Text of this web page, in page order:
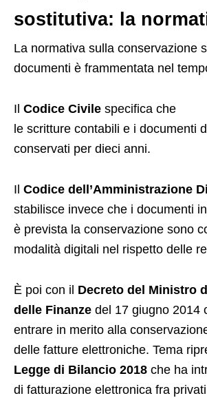
sostitutiva: la
La normativa sulla conservazione
documenti è frammentata nel
Il Codice Civile specifica che
le scritture contabili e i documenti
conservati per dieci anni.
Il Codice dell’Amministrazione
stabilisce invece che i documenti
è prevista la conservazione sono
modalità digitali nel rispetto delle
È poi con il Decreto del Ministro
delle Finanze del 17 giugno 2014
entrare in merito alla
delle fatture elettroniche. Tema
Legge di Bilancio 2018 che ha
di fatturazione elettronica fra privati